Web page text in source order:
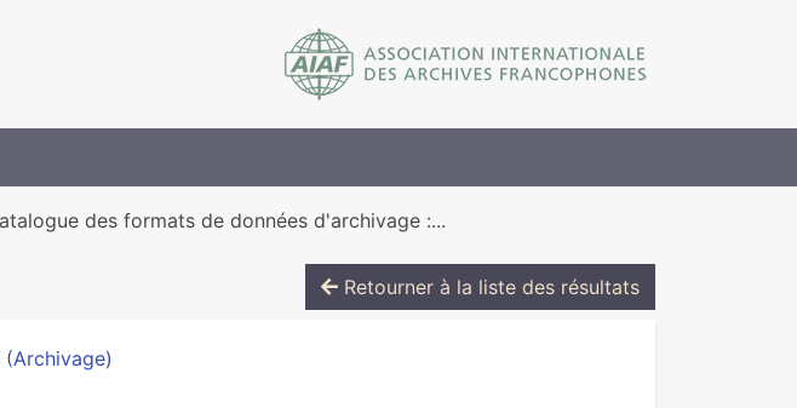
des formats de données d'archivage :...
Retourner à la liste des résultats